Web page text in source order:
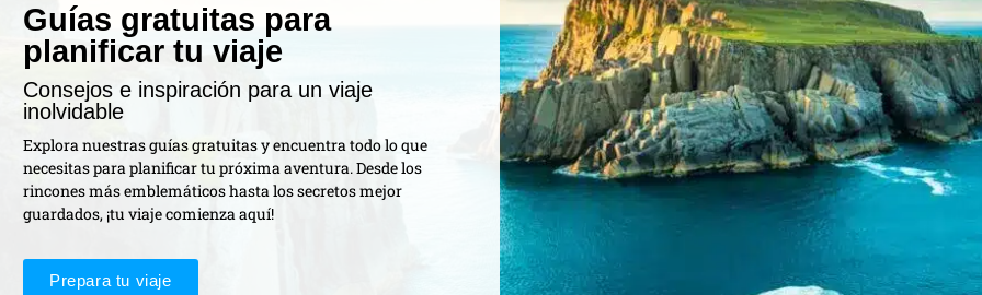
Guías gratuitas para
planificar tu viaje
Consejos e inspiración para un viaje
inolvidable
Explora nuestras guías gratuitas y encuentra todo lo que
necesitas para planificar tu próxima aventura. Desde los
rincones más emblemáticos hasta los secretos mejor
guardados, ¡tu viaje comienza aquí!
Prepara tu viaje